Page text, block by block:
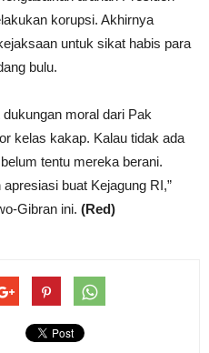
korupsi. Akhirnya
untuk sikat habis para
bulu.
moral dari Pak
kelas kakap. Kalau tidak ada
tentu mereka berani.
buat Kejagung RI,”
Gibran ini. (Red)